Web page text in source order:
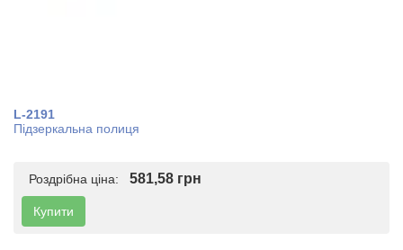
L-2191
Підзеркальна полиця
Роздрібна ціна: 581,58 грн
Купити